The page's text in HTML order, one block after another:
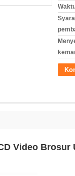
Video Brosur